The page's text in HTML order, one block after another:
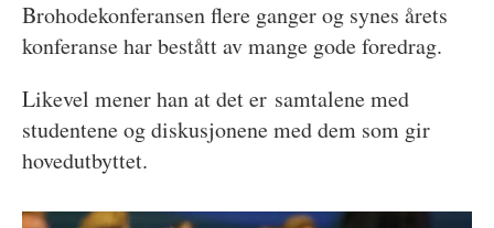
Brohodekonferansen flere ganger og synes årets
konferanse har bestått av mange gode foredrag.
Likevel mener han at det er samtalene med
studentene og diskusjonene med dem som gir
hovedutbyttet.